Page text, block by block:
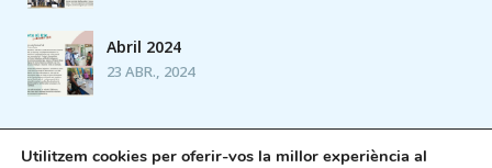
Abril 2024
23 ABR., 2024
Utilitzem cookies per oferir-vos la millor experiència al